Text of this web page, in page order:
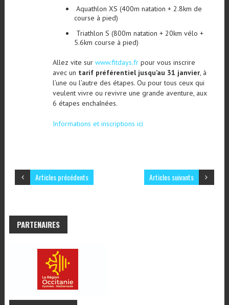
Aquathlon XS (400m natation + 2.8km de
course à pied)
Triathlon S (800m natation + 20km vélo +
5.6km course à pied)
Allez vite sur www.fitdays.frpour vous inscrire
avec un tarif préférentiel jusqu’au 31 janvier, à
l’une ou l’autre des étapes. Ou pour tous ceux qui
veulent vivre ou revivre une grande aventure, aux
6 étapes enchaînées.
Informations et inscriptions ici
Articles suivants
Articles précédents
PARTENAIRES
FACEBOOK NEWS
Cahors Triathlon
2 weeks ago